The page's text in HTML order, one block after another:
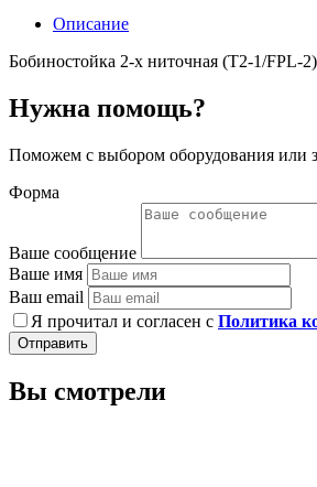
Описание
Бобиностойка 2-х ниточная (T2-1/FPL-2)
Нужна помощь?
Поможем с выбором оборудования или
Форма
Ваше сообщение
Ваше имя
Ваш email
Я прочитал и согласен с Политика
Отправить
Вы смотрели